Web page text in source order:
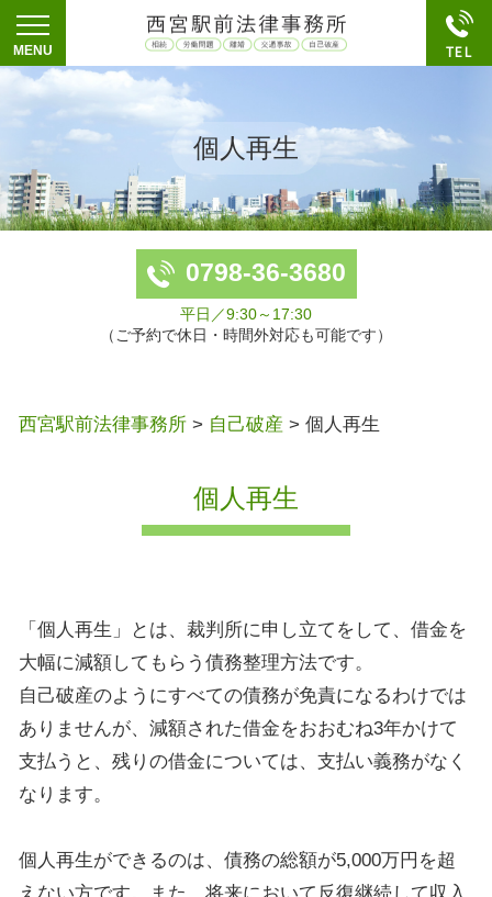
個人再生
0798-36-3680
平日／9:30～17:30
（ご予約で休日・時間外対応も可能です）
西宮駅前法律事務所 > 自己破産 > 個人再生
個人再生
「個人再生」とは、裁判所に申し立てをして、借金を
大幅に減額してもらう債務整理方法です。
自己破産のようにすべての債務が免責になるわけでは
ありませんが、減額された借金をおおむね3年かけて
支払うと、残りの借金については、支払い義務がなく
なります。
個人再生ができるのは、債務の総額が5,000万円を超